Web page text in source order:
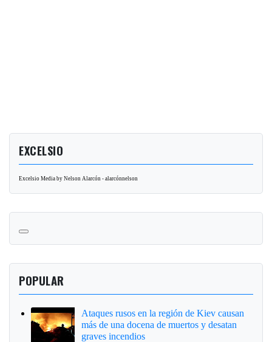
EXCELSIO
Excelsio Media by Nelson Alarcón - alarcónnelson
POPULAR
Ataques rusos en la región de Kiev causan
más de una docena de muertos y desatan
graves incendios